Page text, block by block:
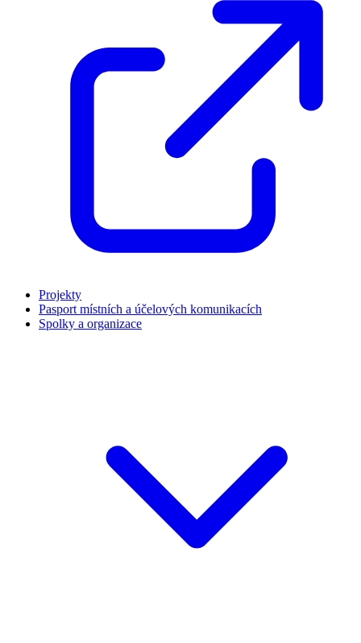
Projekty
Pasport místních a účelových komunikacích
Spolky a organizace